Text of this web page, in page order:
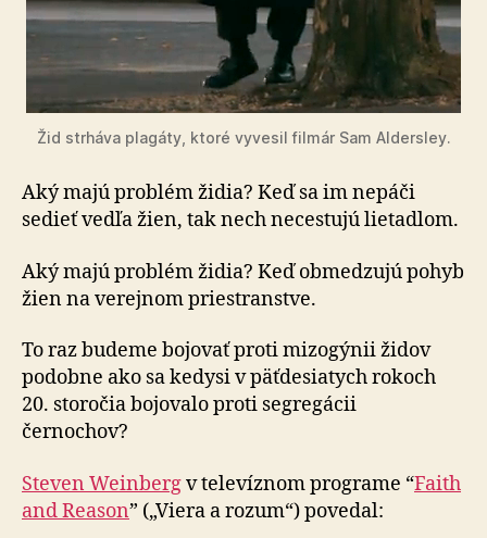
Žid strháva plagáty, ktoré vyvesil filmár Sam Aldersley.
Aký majú problém židia? Keď sa im nepáči
sedieť vedľa žien, tak nech necestujú lietadlom.
Aký majú problém židia? Keď obmedzujú pohyb
žien na verejnom priestranstve.
To raz budeme bojovať proti mizogýnii židov
podobne ako sa kedysi v päťdesiatych rokoch
20. storočia bojovalo proti segregácii
černochov?
Steven Weinbergv televíznom programe “Faith
and Reason” („Viera a rozum“) povedal: